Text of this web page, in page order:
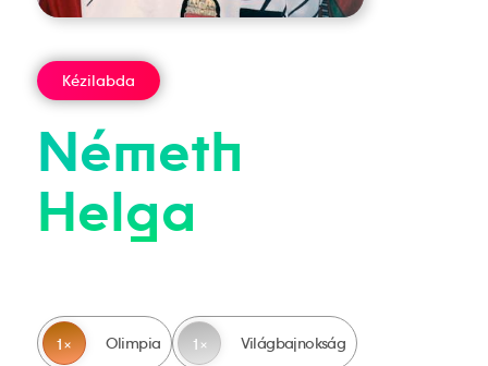
Kézilabda
Németh
Helga
1 Olimpia 1 Világbajnokság